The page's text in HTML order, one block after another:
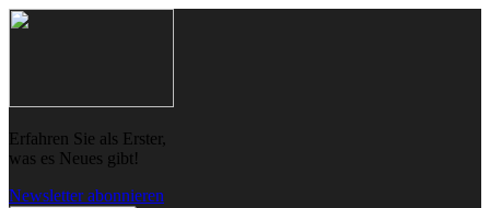
Skip
Skip
Erfahren Sie als Erster,
was es Neues gibt!
Newsletter abonnieren